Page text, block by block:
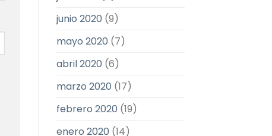
junio 2020 (9)
mayo 2020 (7)
abril 2020 (6)
marzo 2020 (17)
febrero 2020 (19)
enero 2020 (14)